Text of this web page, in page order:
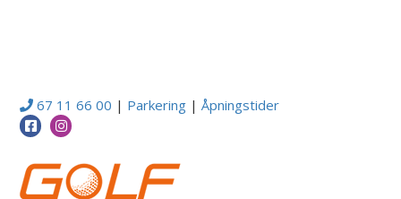
67 11 66 00 | Parkering |Åpningstider